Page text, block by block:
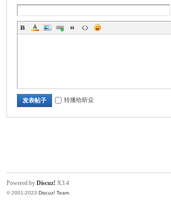
发表帖子 转播给听众
Powered byDiscuz! X3.4
© 2001-2023Discuz! Team